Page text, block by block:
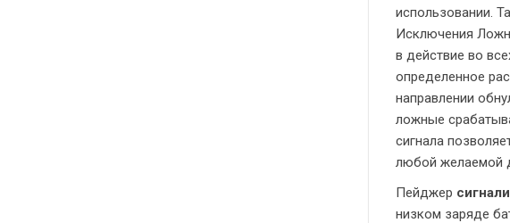
использовании.
Исключения
в действие во
определенное
направлении
ложные
сигнала
любой желаемой
Пейджер
низком заряде